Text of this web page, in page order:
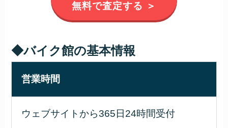
無料で査定する ＞
◆バイク館の基本情報
営業時間
ウェブサイトから365日24時間受付